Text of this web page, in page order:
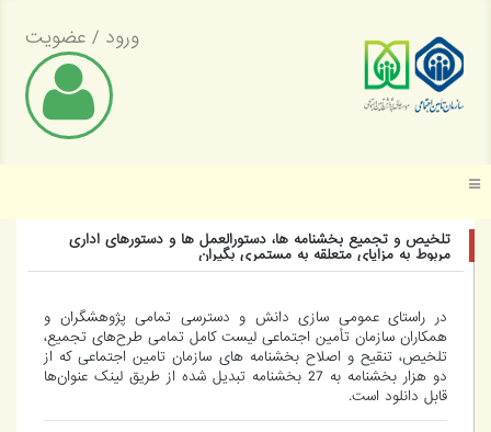
عالی پژوهش تأمین اجتماعی
ورود/عضویت
تلخیص و تجمیع بخشنامه ها، دستورالعمل ها و دستورهای اداری
مربوط به مزایای متعلقه به مستمری بگیران
در راستای عمومی سازی دانش و دسترسی تمامی پژوهشگران و
همکاران سازمان تأمین اجتماعی لیست کامل تمامی طرح‌های تجمیع،
تلخیص، تنقیح و اصلاح بخشنامه های سازمان تامین اجتماعی که از
دو هزار بخشنامه به 27 بخشنامه تبدیل شده از طریق لینک عنوان‌ها
قابل دانلود است.